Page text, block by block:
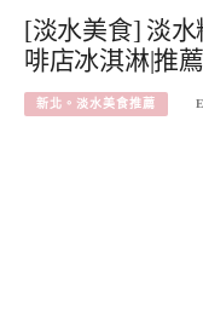
[淡水美食] 淡
啡店冰淇淋|推
新北。淡水美食推薦